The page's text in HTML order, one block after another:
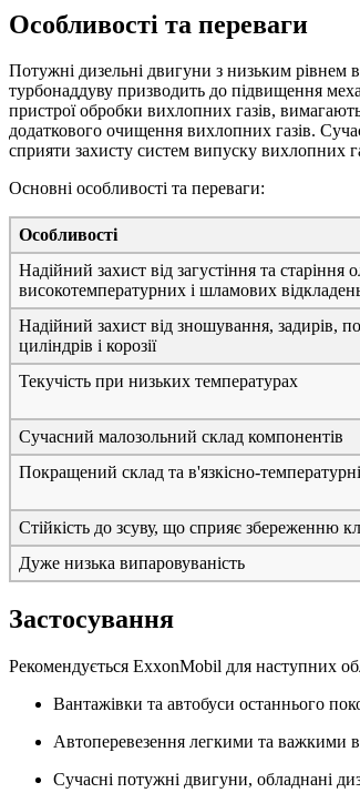
Особливості та переваги
Потужні дизельні двигуни з низьким
турбонаддуву призводить до підвищення
пристрої обробки вихлопних газів,
додаткового очищення вихлопних газів.
сприяти захисту систем випуску вихлопних
Основні особливості та переваги:
Особливості
Надійний захист від загустіння та старіння
високотемпературних і шламових
Надійний захист від зношування, задирів,
циліндрів і корозії
Текучість при низьких температурах
Сучасний малозольний склад компонентів
Покращений склад та в'язкісно-
Стійкість до зсуву, що сприяє збереженню
Дуже низька випаровуваність
Застосування
Рекомендується ExxonMobil для наступних
Вантажівки та автобуси останнього
Автоперевезення легкими та важкими
Сучасні потужні двигуни, обладнані